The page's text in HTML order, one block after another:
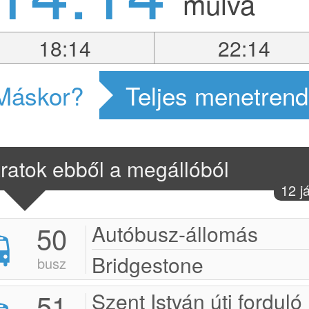
18:14 22:14
Teljes menetrend
ebből a megállóból
12
50
busz
Autóbusz-állomás
Bridgestone
Szent István úti forduló